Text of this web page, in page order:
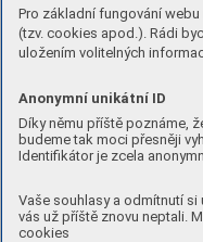
Pro základní fungování
(tzv. cookies apod.). Rádi
uložením volitelných
Anonymní unikátní ID
Díky němu příště poznáme,
budeme tak moci přesněji
Identifikátor je zcela
Vaše souhlasy a odmítnutí
vás už příště znovu neptali.
cookies
3. 12. 2019
29. 10.
07-08/2019
1. 7. 2019
06/2019
30. 5. 2019